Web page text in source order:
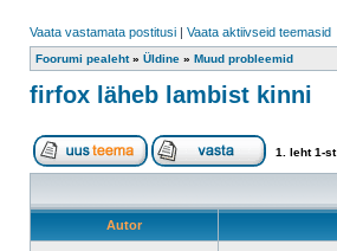
Vaata vastamata postitusi | Vaata aktiivseid teemasid
Foorumi pealeht» Üldine » Muud probleemid
firfox läheb lambist kinni
1 . leht1-st
Autor